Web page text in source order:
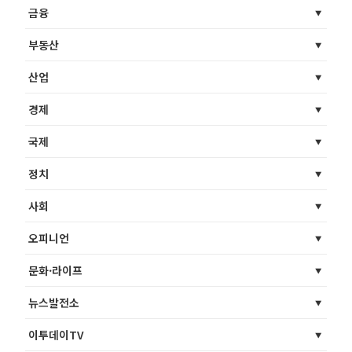
금융
부동산
산업
경제
국제
정치
사회
오피니언
문화·라이프
뉴스발전소
이투데이TV